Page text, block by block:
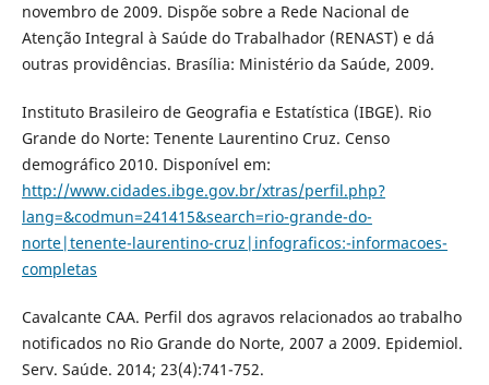
novembro de 2009. Dispõe sobre a Rede Nacional de
Atenção Integral à Saúde do Trabalhador (RENAST) e dá
outras providências. Brasília: Ministério da Saúde, 2009.
Instituto Brasileiro de Geografia e Estatística (IBGE). Rio
Grande do Norte: Tenente Laurentino Cruz. Censo
demográfico 2010. Disponível em:
http://www.cidades.ibge.gov.br/xtras/perfil.php?
lang=&codmun=241415&search=rio-grande-do-
norte|tenente-laurentino-cruz|infograficos:-informacoes-
completas
Cavalcante CAA. Perfil dos agravos relacionados ao trabalho
notificados no Rio Grande do Norte, 2007 a 2009. Epidemiol.
Serv. Saúde. 2014; 23(4):741-752.